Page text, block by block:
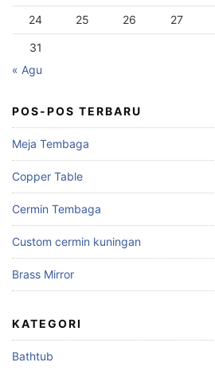
24 25 26 27
31
« Agu
POS-POS TERBARU
Meja Tembaga
Copper Table
Cermin Tembaga
Custom cermin kuningan
Brass Mirror
KATEGORI
Bathtub